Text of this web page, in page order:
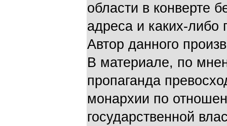
области в конверте
адреса и каких-либо
Автор данного
В материале, по
пропаганда
монархии по
государственной